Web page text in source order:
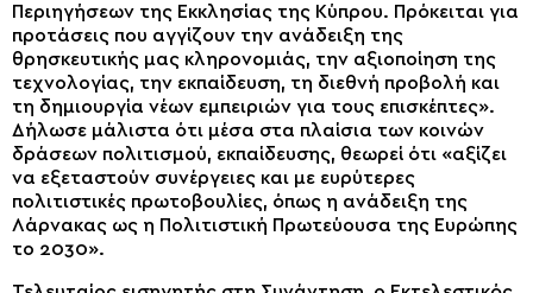
Περιηγήσεων της Εκκλησίας της Κύπρου. Πρόκειται για
προτάσεις που αγγίζουν την ανάδειξη της
θρησκευτικής μας κληρονομιάς, την αξιοποίηση της
τεχνολογίας, την εκπαίδευση, τη διεθνή προβολή και
τη δημιουργία νέων εμπειριών για τους επισκέπτες».
Δήλωσε μάλιστα ότι μέσα στα πλαίσια των κοινών
δράσεων πολιτισμού, εκπαίδευσης, θεωρεί ότι «αξίζει
να εξεταστούν συνέργειες και με ευρύτερες
πολιτιστικές πρωτοβουλίες, όπως η ανάδειξη της
Λάρνακας ως η Πολιτιστική Πρωτεύουσα της Ευρώπης
το 2030».